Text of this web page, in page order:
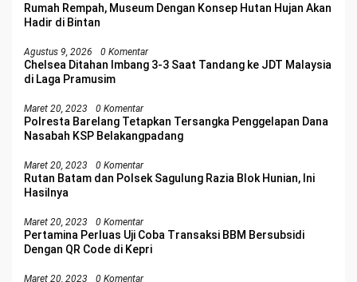
Rumah Rempah, Museum Dengan Konsep Hutan Hujan Akan
Hadir di Bintan
Agustus 9, 2026 0 Komentar
Chelsea Ditahan Imbang 3-3 Saat Tandang ke JDT Malaysia
di Laga Pramusim
Maret 20, 2023 0 Komentar
Polresta Barelang Tetapkan Tersangka Penggelapan Dana
Nasabah KSP Belakangpadang
Maret 20, 2023 0 Komentar
Rutan Batam dan Polsek Sagulung Razia Blok Hunian, Ini
Hasilnya
Maret 20, 2023 0 Komentar
Pertamina Perluas Uji Coba Transaksi BBM Bersubsidi
Dengan QR Code di Kepri
Maret 20, 2023 0 Komentar